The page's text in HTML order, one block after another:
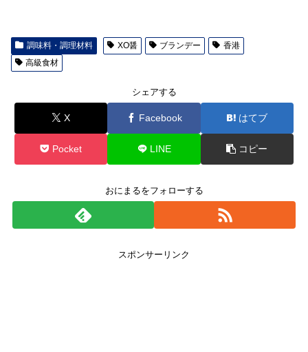
調味料・調理材料 XO醤 ブランデー
香港
高級食材
シェアする
X Facebook はてブ
Pocket LINE コピー
おにまるをフォローする
スポンサーリンク